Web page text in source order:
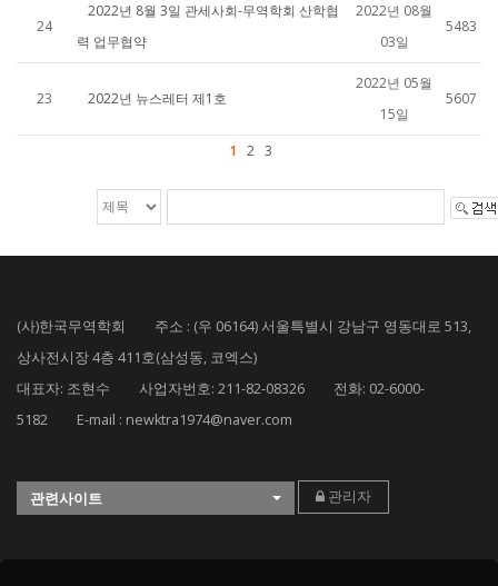
24
2022년 8월 3일 관세사회-무역학회 산학협
력 업무협약
2022년 08월
03일
5483
23 2022년 뉴스레터 제1호
2022년 05월
15일
5607
1 2 3
(사)한국무역학회 주소 : (우 06164) 서울특별시 강남구 영동대로 513,
상사전시장 4층 411호(삼성동, 코엑스)
대표자: 조현수 사업자번호: 211-82-08326 전화: 02-6000-
5182 E-mail : newktra1974@naver.com
관련사이트 관리자